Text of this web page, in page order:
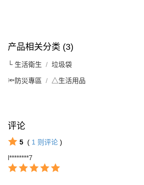
产品相关分类 (3)
└ 生活衛生 垃圾袋
🔦防災專區 △生活用品
评论
5 ( 1 则评论 )
l********7